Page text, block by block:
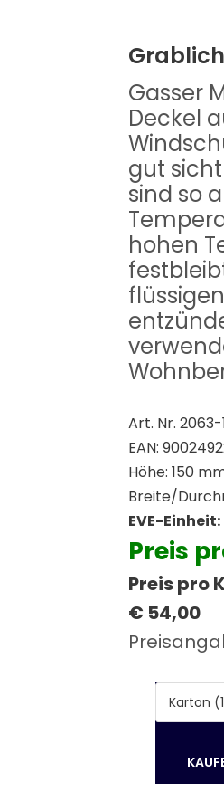
Gasser
Deckel
gut
sind so
hohen
Art. Nr. 2063-
EAN:
Höhe: 150
Breite/
EVE-
Preis
Preis pro
€ 54,00